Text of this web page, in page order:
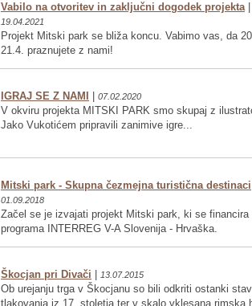
Vabilo na otvoritev in zaključni dogodek projekta|
19.04.2021
Projekt Mitski park se bliža koncu. Vabimo vas, da
21.4. praznujete z nami!
IGRAJ SE Z NAMI 07.02.2020
V okviru projekta MITSKI PARK smo skupaj z
Jako Vukotićem pripravili zanimive igre...
Mitski park - Skupna čezmejna turistična destinaci
01.09.2018
Začel se je izvajati projekt Mitski park, ki se financira
programa INTERREG V-A Slovenija - Hrvaška.
Škocjan pri Divači 13.07.2015
Ob urejanju trga v Škocjanu so bili odkriti ostanki
tlakovanja iz 17. stoletja ter v skalo vklesana rimska